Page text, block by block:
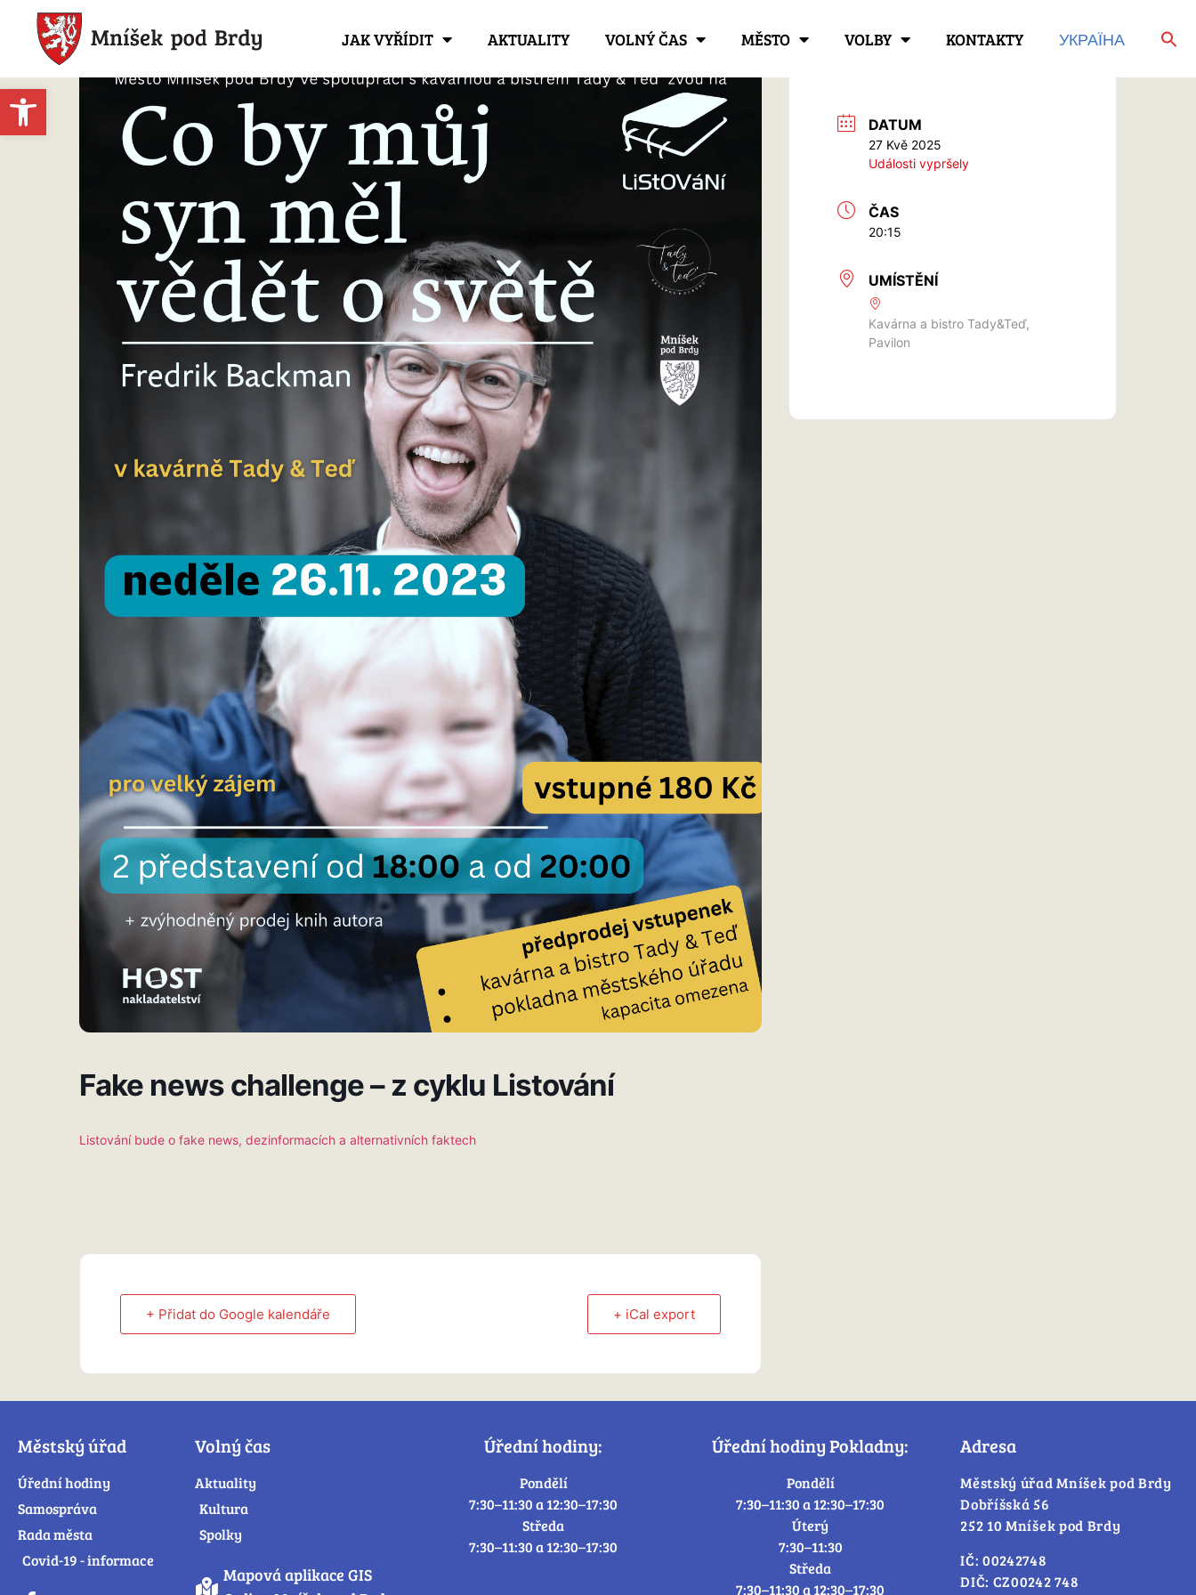
Open toolbar
JAK VYŘÍDIT AKTUALITY VOLNÝ ČAS MĚSTO VOLBY KONTAKTY УКРАЇНА
Fake news challenge – z cyklu Listování
Listování bude o fake news, dezinformacích a alternativních faktech
+ Přidat do Google kalendáře + iCal export
DATUM
27 Kvě 2025
Události vypršely
ČAS
20:15
UMÍSTĚNÍ
Kavárna a bistro Tady&Teď,
Pavilon
Městský úřad
Úřední hodiny
Samospráva
Rada města
Covid-19 - informace
Volný čas
Aktuality
Kultura
Spolky
Mapová aplikace GIS
Úřední hodiny:
Pondělí
7:30–11:30 a 12:30–17:30
Středa
7:30–11:30 a 12:30–17:30
Úřední hodiny Pokladny:
Pondělí
7:30–11:30 a 12:30–17:30
Úterý
7:30–11:30
Středa
7:30–11:30 a 12:30–17:30
Adresa
Městský úřad Mníšek pod Brdy
Dobříšská 56
252 10 Mníšek pod Brdy
IČ: 00242748
DIČ: CZ00242 748